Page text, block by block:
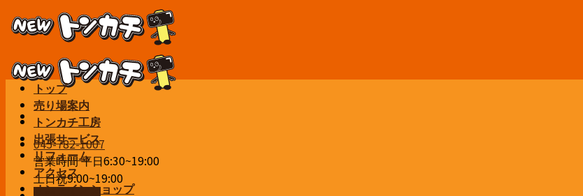
Skip
to
045-782-1007
営業時間 平日6:30~19:00
土日祝9:00~19:00
トップ
売り場案内
トンカチ工房
出張サービス
リフォーム
アクセス
オンラインショップ